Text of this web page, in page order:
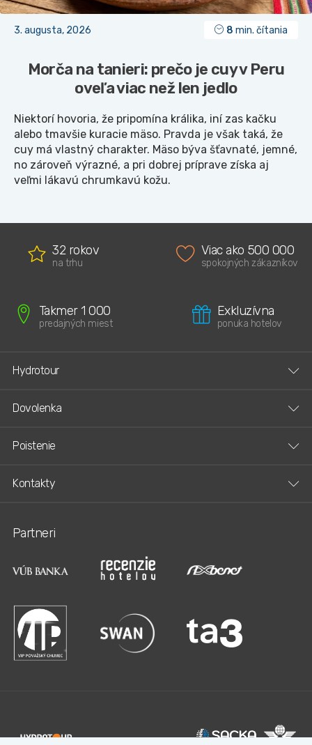
3. augusta, 2026 8 min. čítania
Morča na tanieri: prečo je cuy v Peru
oveľa viac než len jedlo
Niektorí hovoria, že pripomína králika, iní zas kačku
alebo tmavšie kuracie mäso. Pravda je však taká, že
cuy má vlastný charakter. Mäso býva šťavnaté, jemné,
no zároveň výrazné, a pri dobrej príprave získa aj
veľmi lákavú chrumkavú kožu.
32 rokov
na trhu
Viac ako 500 000
spokojných zákazníkov
Takmer 1 000
predajných miest
Exkluzívna
ponuka hotelov
Hydrotour
Dovolenka
Poistenie
Kontakty
Partneri